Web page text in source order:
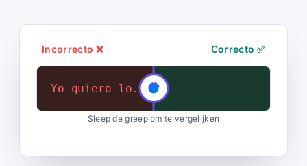
Incorrecto ❌ Correcto ✅
Yo quiero lo.
Yo lo quiero.
Sleep de greep om te vergelijken